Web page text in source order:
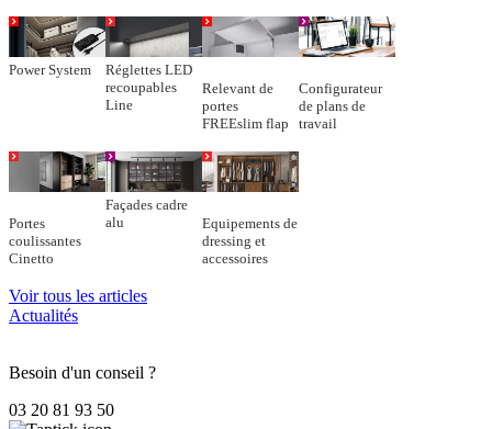
Power System
Réglettes LED
recoupables
Line
Relevant de
portes
FREEslim flap
Configurateur
de plans de
travail
Portes
coulissantes
Cinetto
Façades cadre
alu
Equipements de
dressing et
accessoires
Voir tous les articles
Actualités
Besoin d'un conseil ?
03 20 81 93 50